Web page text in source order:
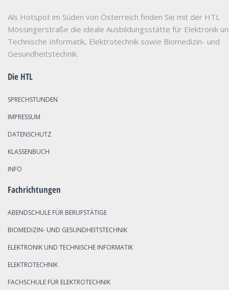
Als Hotspot im Süden von Österreich finden Sie mit der HTL
Mössingerstraße die ideale Ausbildungsstätte für Elektronik
Technische Informatik, Elektrotechnik sowie Biomedizin- und
Gesundheitstechnik.
Die HTL
SPRECHSTUNDEN
IMPRESSUM
DATENSCHUTZ
KLASSENBUCH
INFO
Fachrichtungen
ABENDSCHULE FÜR BERUFSTÄTIGE
BIOMEDIZIN- UND GESUNDHEITSTECHNIK
ELEKTRONIK UND TECHNISCHE INFORMATIK
ELEKTROTECHNIK
FACHSCHULE FÜR ELEKTROTECHNIK